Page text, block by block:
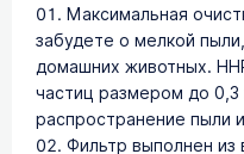
Максимальная
забудете о мелкой
домашних животных.
частиц размером до
распространение пыли
Фильтр выполнен из